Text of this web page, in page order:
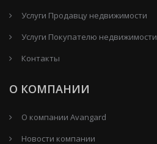
Услуги Продавцу недвижимости
Услуги Покупателю недвижимости
Контакты
О КОМПАНИИ
О компании Avangard
Новости компании